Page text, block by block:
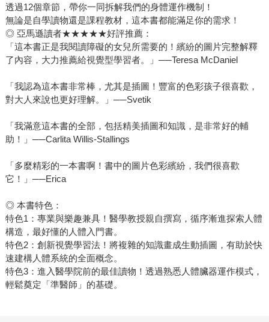
透過12個章節，帶你一同拆解我們的身體運作機制！
無論是自學讀物還是課程教材，這本書都能滿足你的需求！
◎ 亞馬遜讀者★★★★★好評推薦：
「這本書正是我閱讀障礙的女兒所需要的！繽紛的圖片完整解釋
了內容，大力推薦給視覺型學習者。」──Teresa McDaniel
「我認為這本書非常棒，尤其是插圖！豐富的色彩孩子很喜歡，
對大人來說也更好理解。」──Svetik
「我滿意這本書的全部，包括精美插圖和知識，是非常好的輔
助！」──Carlita Willis-Stallings
「多麼精彩的一本書啊！書中的圖片色彩繽紛，我們很喜歡
它！」──Erica
◎ 本書特色：
特色1：專業與樂趣兼具！醫學教授親自撰寫，循序漸進探索人體
構造，最好懂的人體入門書。
特色2：創新視覺學習法！將複雜的知識畫成生動插圖，有助於快
速建構人體系統的全面概念。
特色3：進入醫學院前的最佳讀物！透過熟悉人體臟器運作模式，
輕鬆奠定「準醫師」的基礎。